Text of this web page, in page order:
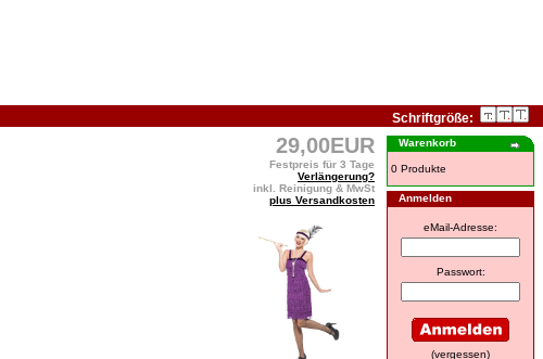
Schriftgröße:
29,00EUR
Festpreis für 3 Tage
Verlängerung?
inkl. Reinigung & MwSt
plus Versandkosten
Warenkorb
0 Produkte
Anmelden
eMail-Adresse:
Passwort:
(vergessen)